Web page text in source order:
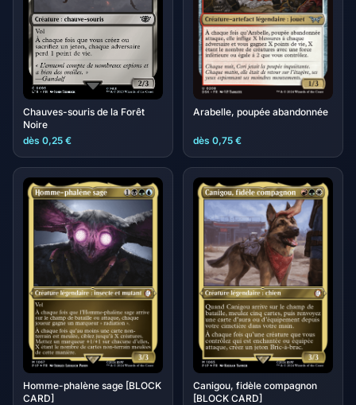
Chauves-souris de la Forêt
Noire
dès 0,25 €
Arabelle, poupée abandonnée
dès 0,75 €
Homme-phalène sage [BLOCK
CARD]
Canigou, fidèle compagnon
[BLOCK CARD]